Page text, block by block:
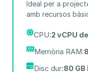
Ideal per a
amb recursos
CPU:2 vCPU
Memòria RAM:
Disc dur:80 GB